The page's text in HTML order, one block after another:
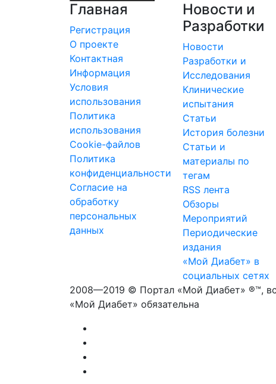
Главная
Регистрация
О проекте
Контактная
Информация
Условия
использования
Политика
использования
Cookie-файлов
Политика
конфиденциальности
Согласие на
обработку
персональных
данных
Новости и
Разработки
Новости
Разработки и
Исследования
Клинические
испытания
Статьи
История болезни
Статьи и
материалы по
тегам
RSS лента
Обзоры
Мероприятий
Периодические
издания
«Мой Диабет» в
социальных сетях
2008—2019 © Портал «Мой Диабет» ®™,
«Мой Диабет» обязательна